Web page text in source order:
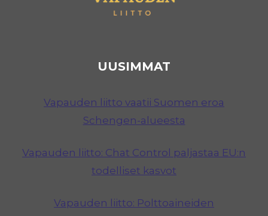
UUSIMMAT
Vapauden liitto vaatii Suomen eroa
Schengen-alueesta
Vapauden liitto: Chat Control paljastaa EU:n
todelliset kasvot
Vapauden liitto: Polttoaineiden